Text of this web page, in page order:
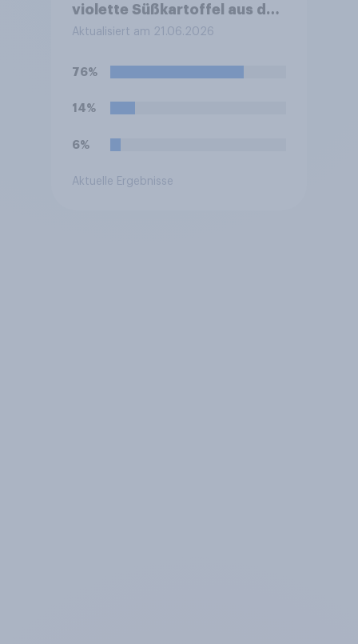
violette Süßkartoffel aus den
Philippinen, die häufig zum
von Süßspeisen verwendet
Aktualisiert am 21.06.2026
76%
14%
6%
Aktuelle Ergebnisse